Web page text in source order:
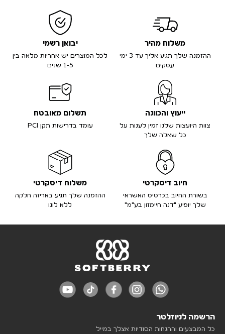
משלוח מהיר
ההזמנה שלך תגיע אליך עד 3 ימי
עסקים
יבואן רשמי
לכל המוצרים יש אחריות מלאה בין
1-5 שנים
ייעוץ והכוונה
צוות היועצות שלנו זמין לענות על
כל שאלה שלך
תשלום מאובטח
עומד בדרישות תקן PCI
חיוב דיסקרטי
בשורת החיוב בכרטיס האשראי
שלך יופיע "דנה חיימזון בע"מ"
משלוח דיסקרטי
ההזמנה שלך תגיע באריזה חלקה
ללא לוגו
הרשמה לניוזלטר
כל המבצעים וההנחות הסודיות אצלך במייל